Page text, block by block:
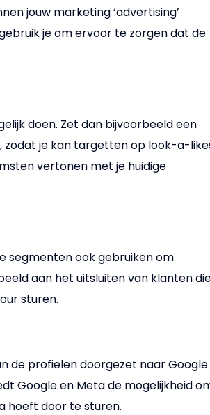
jouw marketing ‘advertising’
je om ervoor te zorgen dat de
doen. Zet dan bijvoorbeeld een
je kan targetten op look-a-
vertonen met je huidige
segmenten ook gebruiken om
aan het uitsluiten van klanten
sturen.
de profielen doorgezet naar Google
Google en Meta de mogelijkheid
hoeft door te sturen.